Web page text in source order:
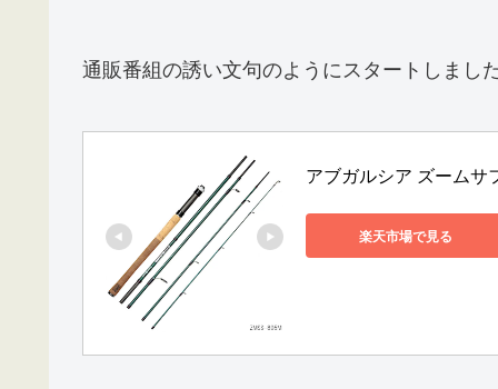
通販番組の誘い文句のようにスタートしまし
アブガルシア ズームサ
楽天市場で見る